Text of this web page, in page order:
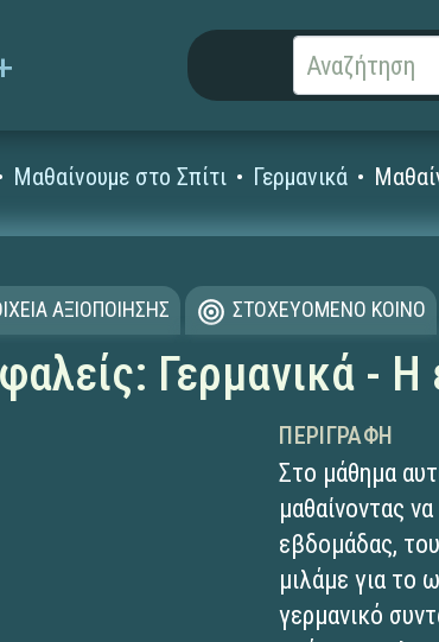
Μαθαίνουμε στο Σπίτι Γερμανικά
ΑΞΙΟΠΟΙΗΣΗΣ ΣΤΟΧΕΥΟΜΕΝΟ ΚΟΙΝΟ
Γερμανικά -
ΠΕΡΙΓΡΑΦΉ
Στο μάθημα
μαθαίνοντας
εβδομάδας,
μιλάμε για το
γερμανικό